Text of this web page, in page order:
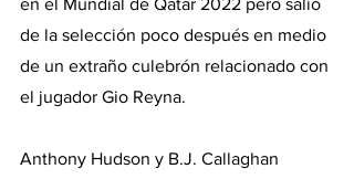
en el Mundial de Qatar 2022 pero salió
de la selección poco después en medio
de un extraño culebrón relacionado con
el jugador Gio Reyna.
Anthony Hudson y B.J. Callaghan